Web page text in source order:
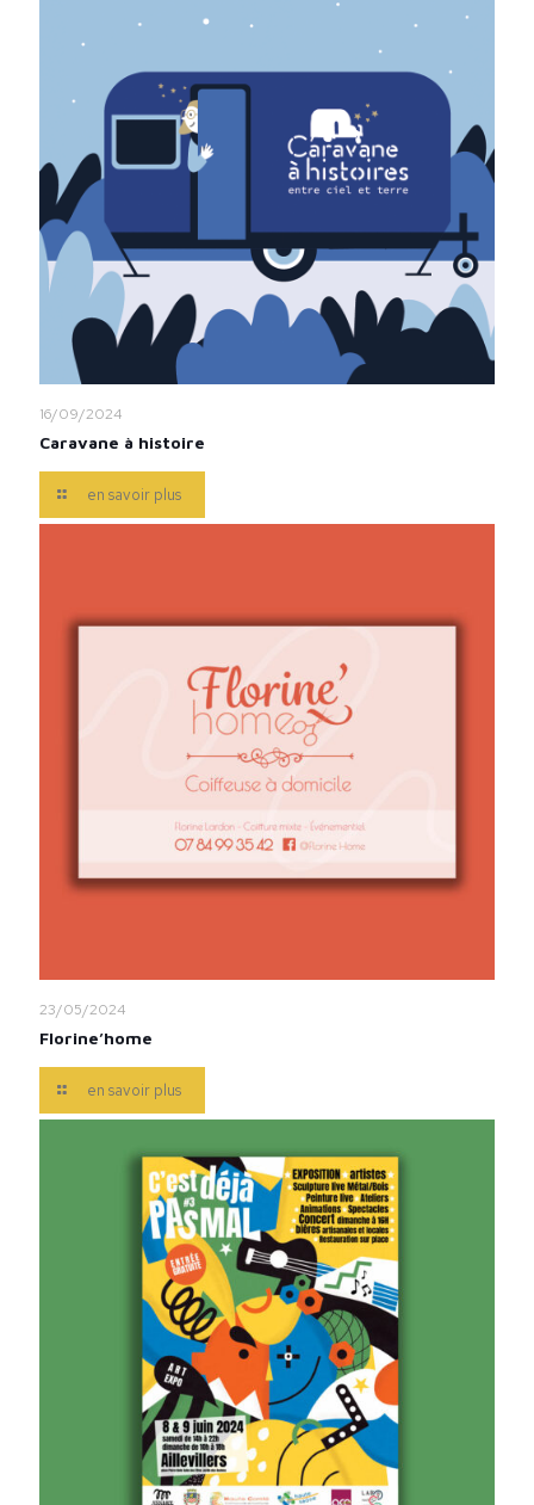
16/09/2024
Caravane à histoire
en savoir plus
23/05/2024
Florine’home
en savoir plus